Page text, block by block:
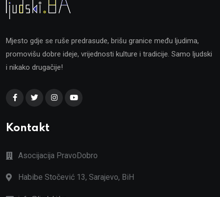
Mjesto gdje se ruše predrasude, brišu granice među ljudima,
promovišu dobre ideje, vrijednosti kulture i tradicije. Samo ljudski
i nikako drugačije!
Kontakt
Asocijacija PravoDobro
Habibe Stočević 13, Sarajevo, BiH